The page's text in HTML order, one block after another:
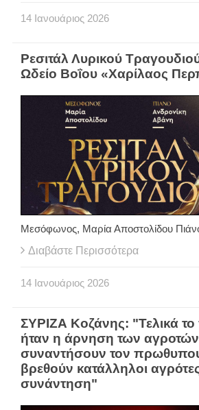
14 Ιανουάριος 2026
Ρεσιτάλ Λυρικού
Ωδείο Βοΐου «Χαρίλαος
Μεσόφωνος, Μαρία Αποστολίδου
Διαβάστε Περισσότερα
14 Ιανουάριος 2026
ΣΥΡΙΖΑ Κοζάνης: "Τελικά
ήταν η άρνηση των
συναντήσουν τον
βρεθούν κατάλληλοι
συνάντηση"